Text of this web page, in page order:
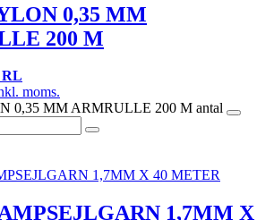
0,35 MM
200 M
RL
moms.
0,35 MM ARMRULLE 200 M antal
1,7MM X